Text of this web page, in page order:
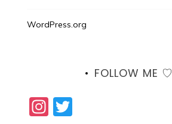
WordPress.org
FOLLOW ME ♡
Instagram
Twitter